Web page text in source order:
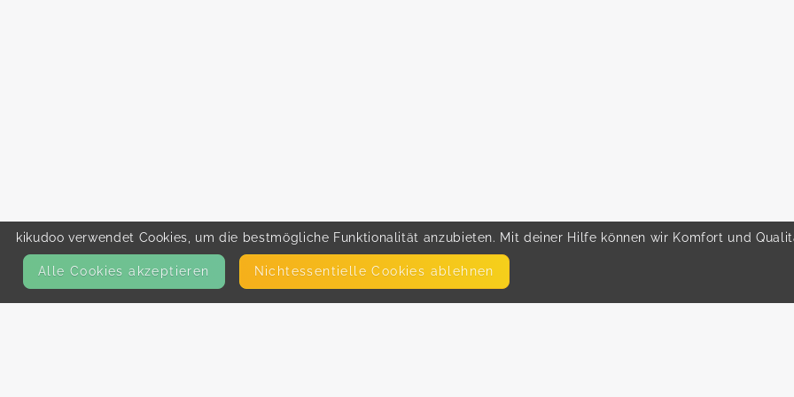
kikudoo verwendet Cookies, um die bestmögliche Funktionalität anzubieten. Mit deiner Hilfe können wir Komfort und
Alle Cookies akzeptieren Nicht­essentielle Cookies ablehnen